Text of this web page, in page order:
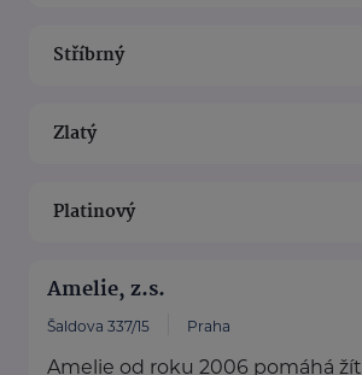
Stříbrný
Zlatý
Platinový
Amelie, z.s.
Šaldova 337/15 Praha
Amelie od roku 2006 pomáhá žít